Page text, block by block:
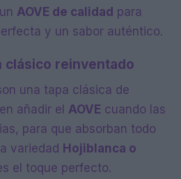
AOVE de calidad para
y un sabor auténtico.
clásico reinventado
una tapa clásica de
añadir el AOVE cuando las
para que absorban todo
variedad Hojiblanca o
el toque perfecto.